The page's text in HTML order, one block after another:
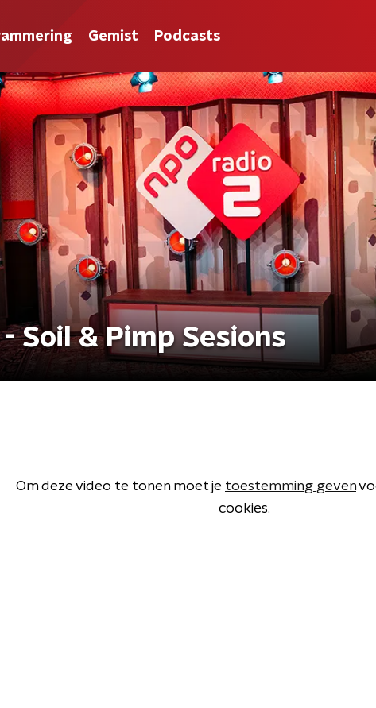
Gemist Podcasts
Soil & Pimp Sesions
Om deze video te tonen moet je toestemming geven
cookies.